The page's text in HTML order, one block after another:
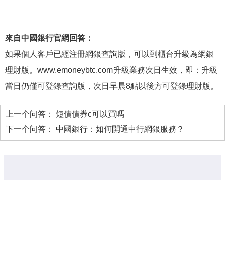
來自中國銀行官網回答：
如果個人客戶已經注冊網銀查詢版，可以到櫃台升級為網銀
理財版。www.emoneybtc.com升級業務次日生效，即：升級
當日仍僅可登錄查詢版，次日早晨8點以後方可登錄理財版。
上一个问答： 短債債券c可以買嗎
下一个问答： 中國銀行：如何開通中行網銀服務？